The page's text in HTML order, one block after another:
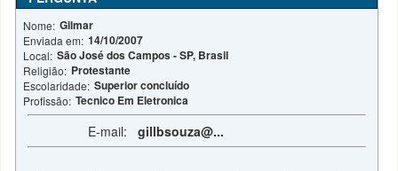
Nome: Gilmar
Enviada em: 14/10/2007
Local: São José dos Campos - SP, Brasil
Religião: Protestante
Escolaridade: Superior concluído
Profissão: Tecnico Em Eletronica
E-mail:gillbsouza@...